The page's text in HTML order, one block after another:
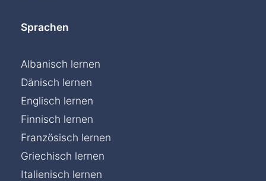
Sprachen
Albanisch lernen
Dänisch lernen
Englisch lernen
Finnisch lernen
Französisch lernen
Griechisch lernen
Italienisch lernen